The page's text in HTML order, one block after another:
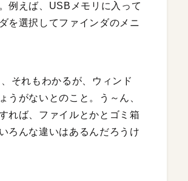
例えば、USBメモリに入って
を選択してファインダのメニ
それもわかるが、ウィンド
うがないとのこと。う～ん、
れば、ファイルとかとゴミ箱
ろんな違いはあるんだろうけ